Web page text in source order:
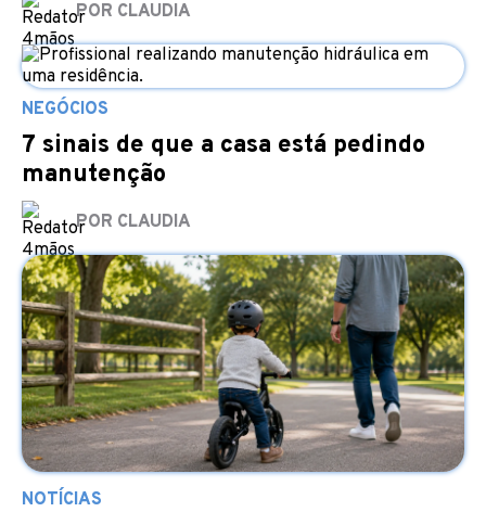
POR CLAUDIA
NEGÓCIOS
7 sinais de que a casa está pedindo
manutenção
POR CLAUDIA
NOTÍCIAS